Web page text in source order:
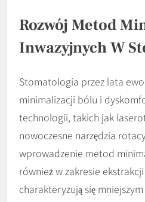
Rozwój Metod
Inwazyjnych W
Stomatologia przez lata
minimalizacji bólu i
technologii, takich jak
nowoczesne narzędzia
wprowadzenie metod
również w zakresie
charakteryzują się